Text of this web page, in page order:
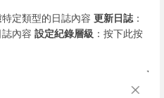
定類型的日誌內容 更新日誌 ：
內容 設定紀錄層級 ：按下此按